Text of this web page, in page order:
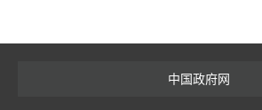
中国政府网